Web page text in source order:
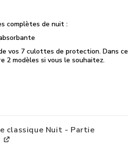
complètes de nuit :
vos 7 culottes de protection. Dans ce
2 modèles si vous le souhaitez.
classique Nuit - Partie